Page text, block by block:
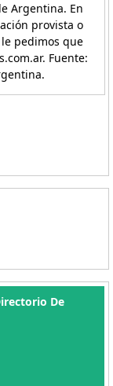
Argentina. En
provista o
pedimos que
Fuente:
De